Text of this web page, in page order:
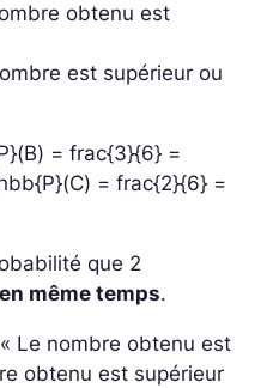
obtenu est
est supérieur ou
= frac{3}{6} =
= frac{2}{6} =
que 2
en même temps.
Le nombre obtenu est
obtenu est supérieur